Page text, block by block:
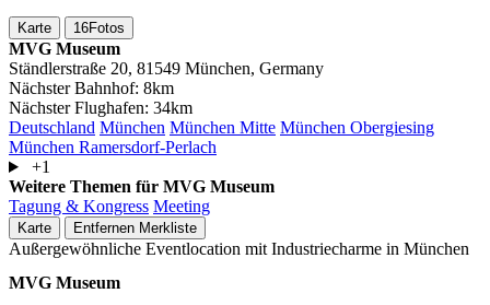
Karte 16Fotos
MVG Museum
Ständlerstraße 20, 81549 München, Germany
Nächster Bahnhof: 8km
Nächster Flughafen: 34km
Deutschland München München Mitte München Obergiesing
München Ramersdorf-Perlach
+1
Weitere Themen für MVG Museum
Tagung & Kongress Meeting
Karte Entfernen Merkliste
Außergewöhnliche Eventlocation mit Industriecharme in München
MVG Museum